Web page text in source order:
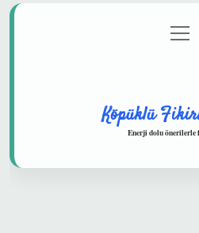
Gizlilik aç
Köpüklü
Enerji dolu önerilerle